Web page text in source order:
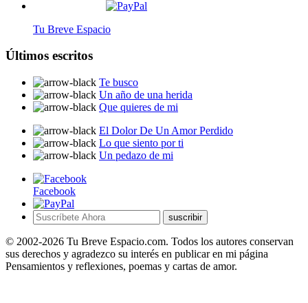
Tu Breve Espacio
Últimos escritos
Te busco
Un año de una herida
Que quieres de mi
El Dolor De Un Amor Perdido
Lo que siento por ti
Un pedazo de mi
Facebook
suscribir
© 2002-2026 Tu Breve Espacio.com. Todos los autores conservan
sus derechos y agradezco su interés en publicar en mi página
Pensamientos y reflexiones, poemas y cartas de amor.